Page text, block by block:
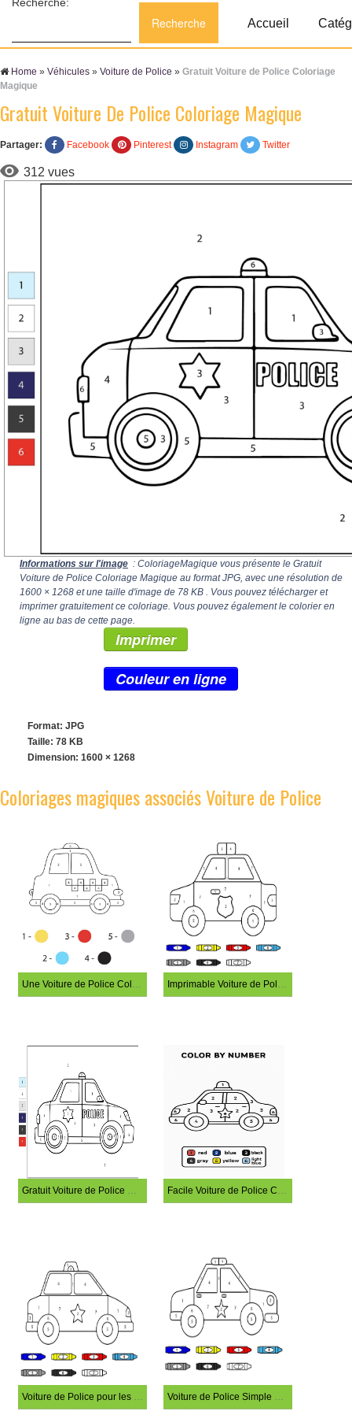
Accueil
Home » Véhicules » Voiture de Police » Gratuit Voiture de Police Coloriage
Magique
Gratuit Voiture De Police Coloriage Magique
Partager: Facebook Pinterest Instagram Twitter
312 vues
Informations sur l'image : ColoriageMagique vous présente le Gratuit
Voiture de Police Coloriage Magique au format JPG, avec une résolution de
1600 × 1268 et une taille d'image de 78 KB . Vous pouvez télécharger et
imprimer gratuitement ce coloriage. Vous pouvez également le colorier en
ligne au bas de cette page.
Imprimer
Couleur en ligne
Format: JPG
Taille: 78 KB
Dimension: 1600 × 1268
Coloriages magiques associés Voiture de Police